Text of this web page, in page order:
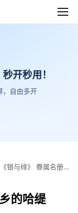
开秒用！
，自由多开
《银与绯》 眷属名册丨
的哈缇